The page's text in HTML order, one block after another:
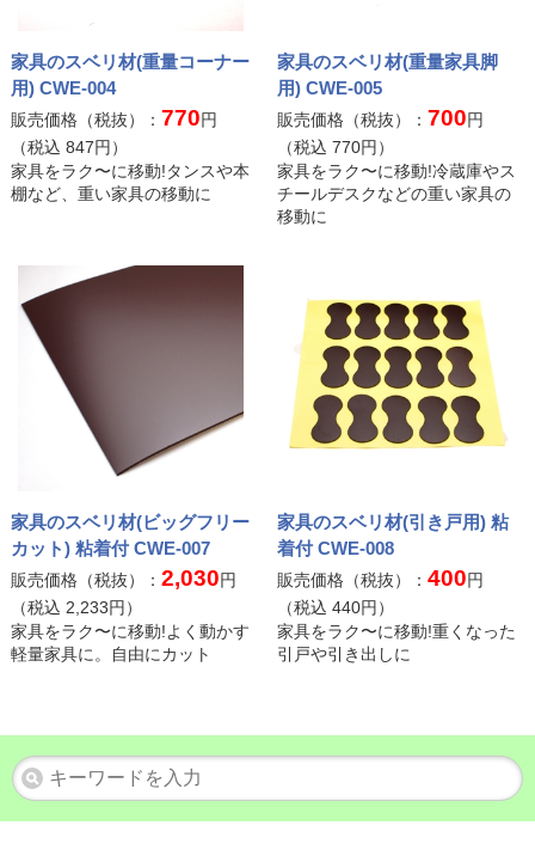
家具のスベリ材(重量コーナー
用) CWE-004
販売価格（税抜）： 770円
（税込 847円）
家具をラク〜に移動!タンスや本
棚など、重い家具の移動に
家具のスベリ材(重量家具脚
用) CWE-005
販売価格（税抜）： 700円
（税込770円）
家具をラク〜に移動!冷蔵庫やス
チールデスクなどの重い家具の
移動に
家具のスベリ材(ビッグフリー
カット) 粘着付 CWE-007
販売価格（税抜）： 2,030円
（税込 2,233円）
家具をラク〜に移動!よく動かす
軽量家具に。自由にカット
家具のスベリ材(引き戸用) 粘
着付 CWE-008
販売価格（税抜）：400円
（税込440円）
家具をラク〜に移動!重くなった
引戸や引き出しに